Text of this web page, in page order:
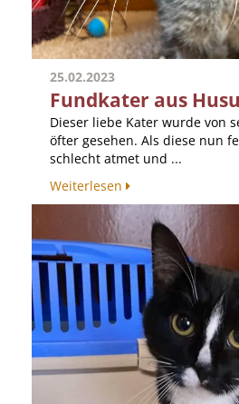
25.02.2023
Fundkater aus
Dieser liebe Kater wurde von
öfter gesehen. Als diese nun
schlecht atmet und ...
Weiterlesen